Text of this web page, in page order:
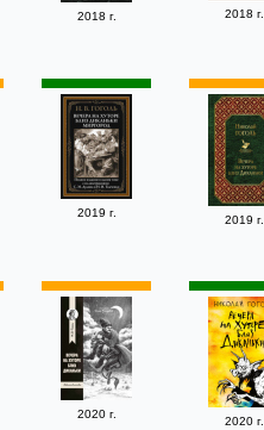
2018 г. 2018 г.
2019 г.
2019 г.
2020 г.
2020 г.